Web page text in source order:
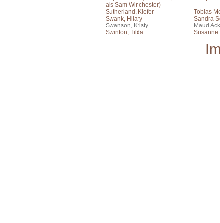
als Sam Winchester)
Sutherland, Kiefer
Tobias
Swank, Hilary
Sandra
Swanson, Kristy
Maud
Swinton, Tilda
Susanne